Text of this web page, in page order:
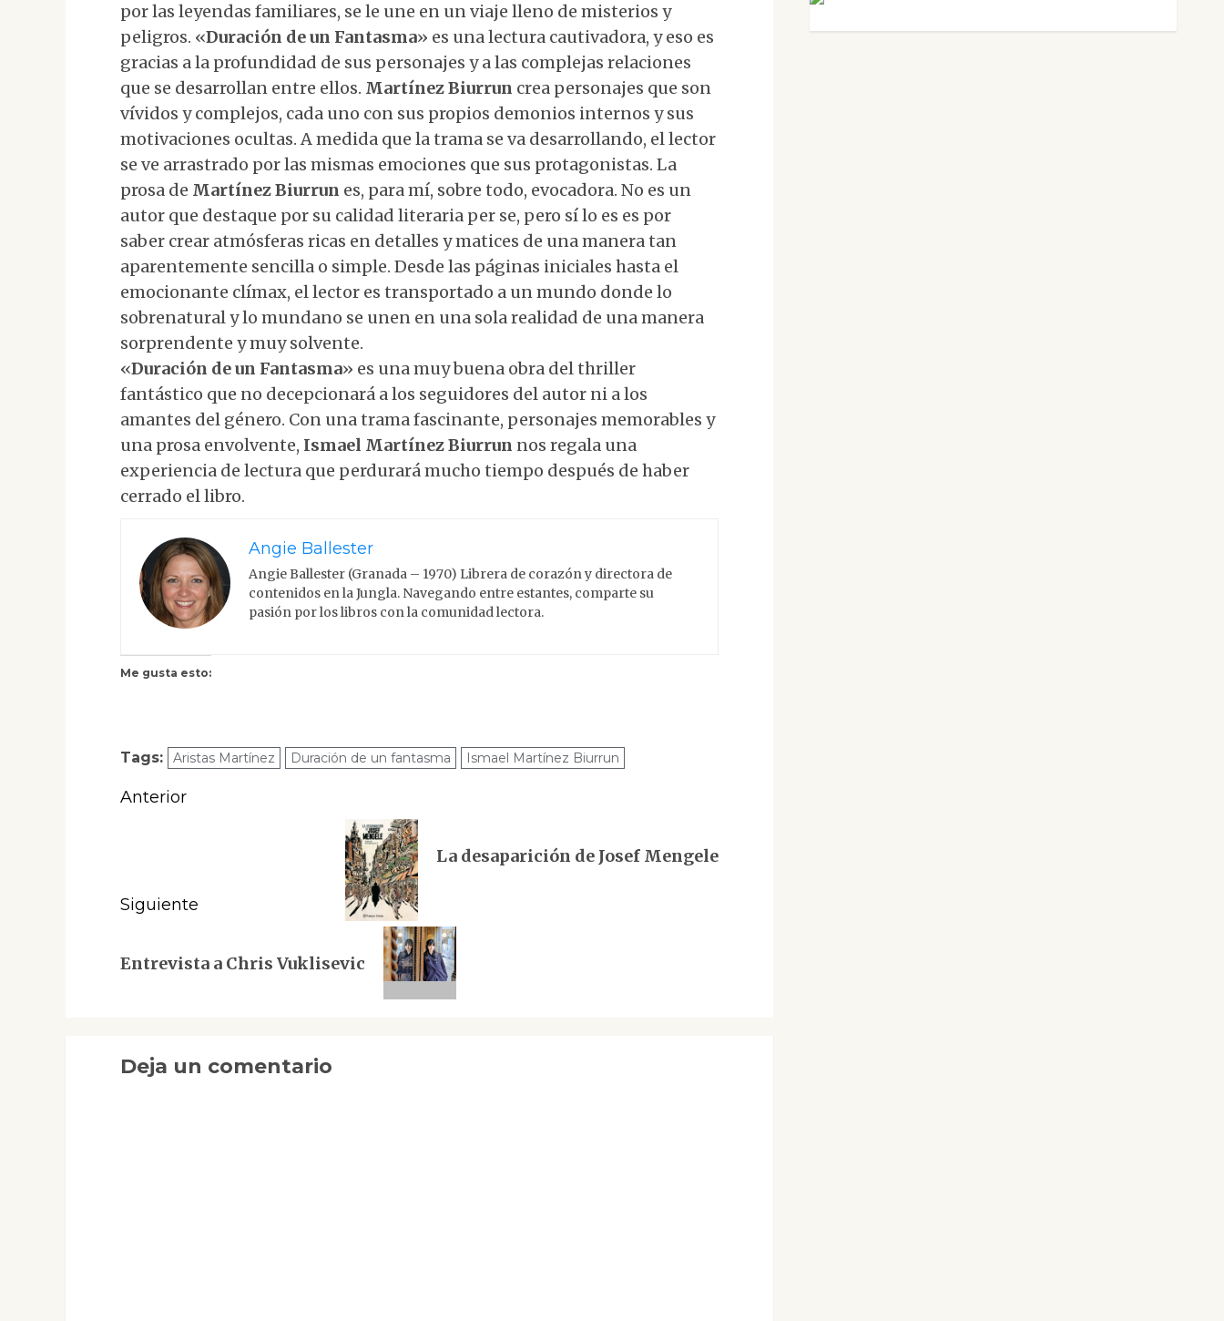
por las leyendas familiares, se le une en un viaje lleno de misterios y
peligros. «Duración de un Fantasma» es una lectura cautivadora, y eso es
gracias a la profundidad de sus personajes y a las complejas relaciones
que se desarrollan entre ellos. Martínez Biurrun crea personajes que son
vívidos y complejos, cada uno con sus propios demonios internos y sus
motivaciones ocultas. A medida que la trama se va desarrollando, el lector
se ve arrastrado por las mismas emociones que sus protagonistas. La
prosa de Martínez Biurrun es, para mí, sobre todo, evocadora. No es un
autor que destaque por su calidad literaria per se, pero sí lo es es por
saber crear atmósferas ricas en detalles y matices de una manera tan
aparentemente sencilla o simple. Desde las páginas iniciales hasta el
emocionante clímax, el lector es transportado a un mundo donde lo
sobrenatural y lo mundano se unen en una sola realidad de una manera
sorprendente y muy solvente.
«Duración de un Fantasma» es una muy buena obra del thriller
fantástico que no decepcionará a los seguidores del autor ni a los
amantes del género. Con una trama fascinante, personajes memorables y
una prosa envolvente, Ismael Martínez Biurrun nos regala una
experiencia de lectura que perdurará mucho tiempo después de haber
cerrado el libro.
Angie Ballester
Angie Ballester (Granada – 1970) Librera de corazón y directora de
contenidos en la Jungla. Navegando entre estantes, comparte su
pasión por los libros con la comunidad lectora.
Me gusta esto:
Tags: Aristas Martínez Duración de un fantasma Ismael Martínez Biurrun
Navegación
Anterior
La desaparición de Josef Mengele
Siguiente
entrada:
Entrevista a Chris Vuklisevic
Deja un comentario